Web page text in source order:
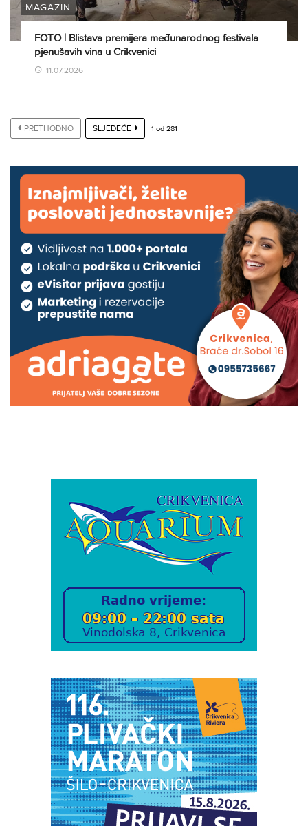
MAGAZIN
FOTO | Blistava premijera međunarodnog festivala
pjenušavih vina u Crikvenici
11.07.2026
PRETHODNO SLJEDEĆE 1 od 281